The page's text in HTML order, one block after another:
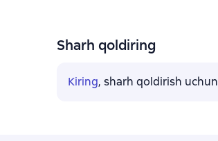
Sharh qoldiring
Kiring, sharh qoldirish uchun